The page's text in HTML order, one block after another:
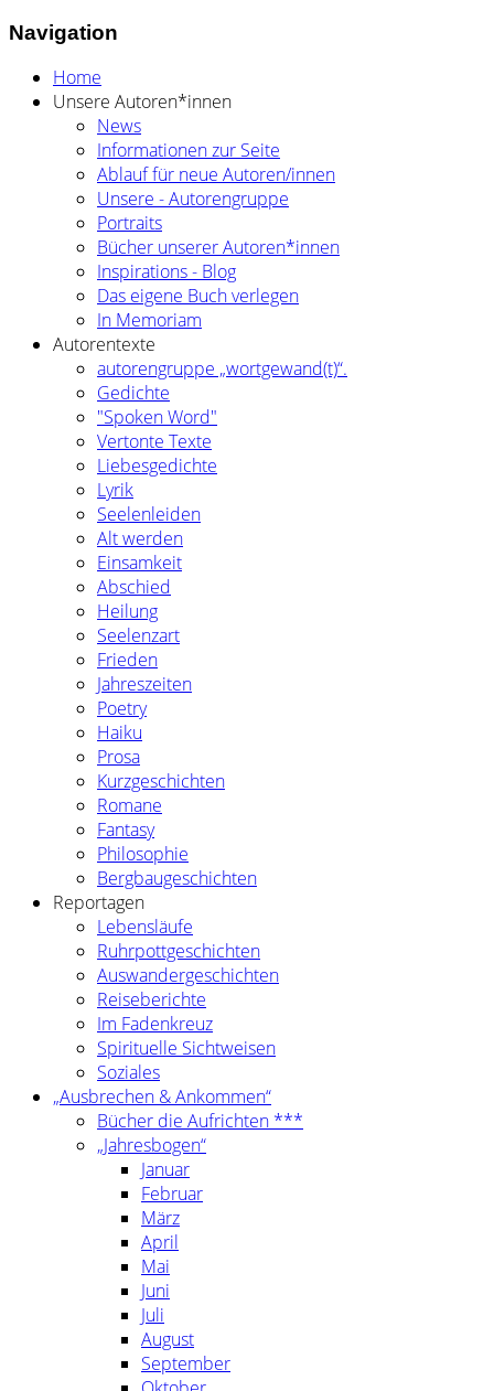
Navigation
Home
Unsere Autoren*innen
News
Informationen zur Seite
Ablauf für neue Autoren/innen
Unsere - Autorengruppe
Portraits
Bücher unserer Autoren*innen
Inspirations - Blog
Das eigene Buch verlegen
In Memoriam
Autorentexte
autorengruppe „wortgewand(t)“.
Gedichte
"Spoken Word"
Vertonte Texte
Liebesgedichte
Lyrik
Seelenleiden
Alt werden
Einsamkeit
Abschied
Heilung
Seelenzart
Frieden
Jahreszeiten
Poetry
Haiku
Prosa
Kurzgeschichten
Romane
Fantasy
Philosophie
Bergbaugeschichten
Reportagen
Lebensläufe
Ruhrpottgeschichten
Auswandergeschichten
Reiseberichte
Im Fadenkreuz
Spirituelle Sichtweisen
Soziales
„Ausbrechen & Ankommen“
Bücher die Aufrichten ***
„Jahresbogen“
Januar
Februar
März
April
Mai
Juni
Juli
August
September